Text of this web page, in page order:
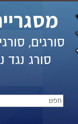
סורגים,
סורג נגד
חפש